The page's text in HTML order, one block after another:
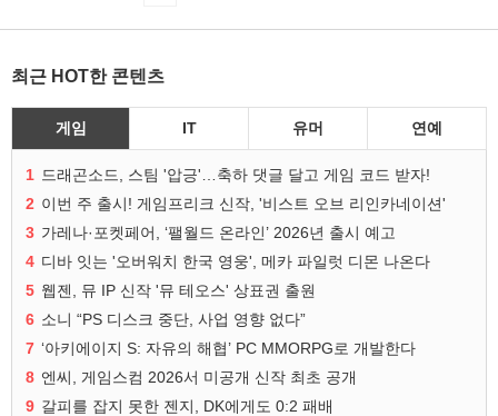
최근 HOT한 콘텐츠
게임 IT 유머 연예
1 드래곤소드, 스팀 '압긍'…축하 댓글 달고 게임 코드 받자!
2 이번 주 출시! 게임프리크 신작, '비스트 오브 리인카네이션'
3 가레나·포켓페어, ‘팰월드 온라인’ 2026년 출시 예고
4 디바 잇는 '오버워치 한국 영웅', 메카 파일럿 디몬 나온다
5 웹젠, 뮤 IP 신작 '뮤 테오스' 상표권 출원
6 소니 “PS 디스크 중단, 사업 영향 없다”
7 ‘아키에이지 S: 자유의 해협’ PC MMORPG로 개발한다
8 엔씨, 게임스컴 2026서 미공개 신작 최초 공개
9 갈피를 잡지 못한 젠지, DK에게도 0:2 패배